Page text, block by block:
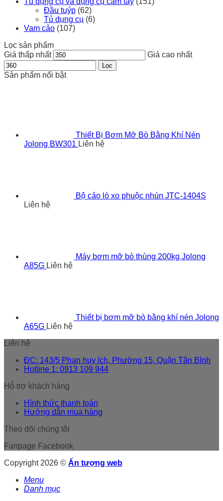
Đầu tuýp (62)
Tủ dụng cụ (6)
Vam cảo (107)
Lọc sản phẩm
Giá thấp nhất
Giá cao nhất
Lọc
Sản phẩm nổi bật
Thiết Bị Bơm Mỡ Bò Bằng Khí Nén
Jolong BW301 Liên hệ
Bộ cảo lò xo phuộc nhún JTC-1404S
Liên hệ
Máy bơm mỡ bò thùng 200kg Jolong
A85G Liên hệ
Thiết bị bơm mỡ bò bằng khí nén Jolong
A65G Liên hệ
Liên hệ
ĐC: 143/5 Phan huy ích, Phường 15, Quận Tân Bình
Hotline 1: 0913 109 944
Hỗ trợ khách hàng
Hình thức thanh toán
Hướng dẫn mua hàng
Theo dõi chúng tôi
Fanpage Facebook
Copyright 2026 © Ấn tượng web
Menu
Danh mục